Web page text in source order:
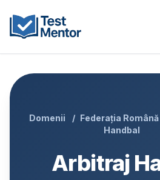
Domenii
Federația Română
Handbal
Arbitraj